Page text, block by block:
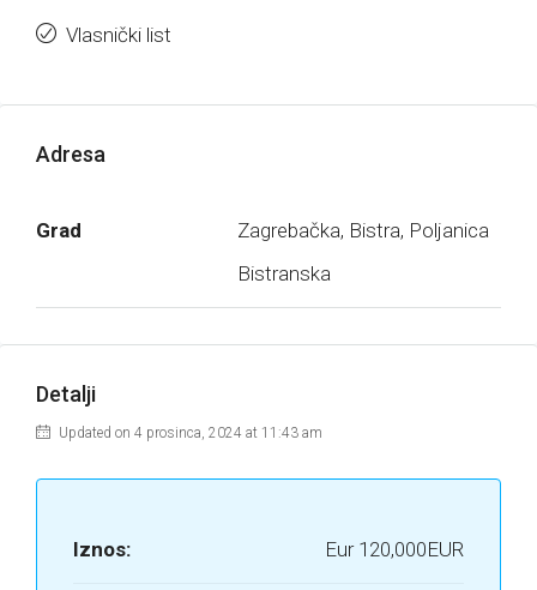
Vlasnički list
Adresa
Grad
Zagrebačka, Bistra, Poljanica
Bistranska
Detalji
Updated on 4 prosinca, 2024 at 11:43 am
Iznos: Eur120,000EUR